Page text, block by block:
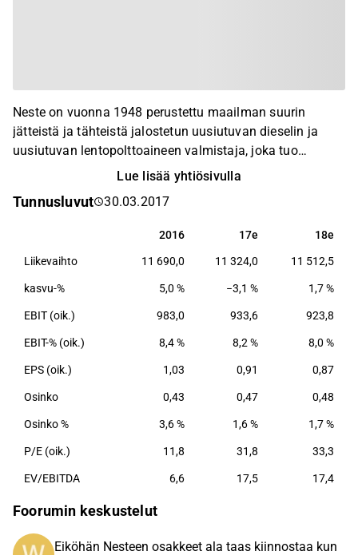
Neste on vuonna 1948 perustettu maailman suurin
jätteistä ja tähteistä jalostetun uusiutuvan dieselin ja
uusiutuvan lentopolttoaineen valmistaja, joka tuo
uusiutuvia ratkaisuja myös muovi- ja
kymmenessä maassa ja tuotantoa Suomessa,
Lue lisää yhtiösivulla
Tunnusluvut 30.03.2017
2016 17e 18e
2016 17e 18e
Liikevaihto 11 690,0 11 324,0 11 512,5
kasvu-% 5,0 % −3,1 % 1,7 %
EBIT (oik.) 983,0 933,6 923,8
EBIT-% (oik.) 8,4 % 8,2 % 8,0 %
EPS (oik.) 1,03 0,91 0,87
Osinko 0,43 0,47 0,48
Osinko % 3,6 % 1,6 % 1,7 %
P/E (oik.) 11,8 31,8 33,3
EV/EBITDA 6,6 17,5 17,4
Foorumin keskustelut
Eiköhän Nesteen osakkeet ala taas kiinnostaa kun